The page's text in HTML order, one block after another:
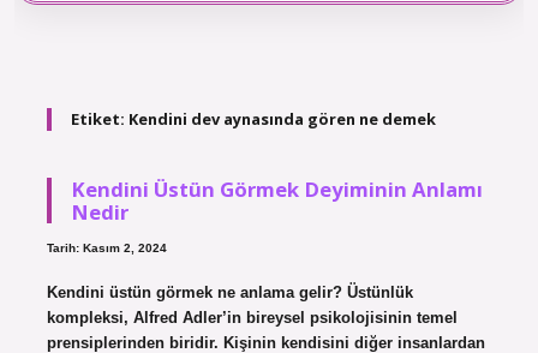
Etiket: Kendini dev aynasında gören ne demek
Kendini Üstün Görmek Deyiminin Anlamı
Nedir
Tarih: Kasım 2, 2024
Kendini üstün görmek ne anlama gelir? Üstünlük
kompleksi, Alfred Adler’in bireysel psikolojisinin temel
prensiplerinden biridir. Kişinin kendisini diğer insanlardan